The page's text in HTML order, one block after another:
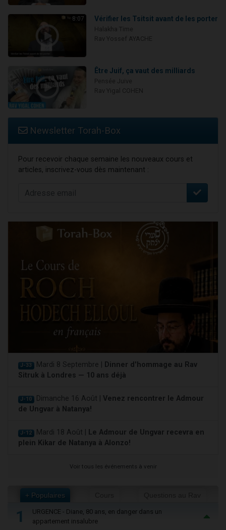
8:07 Vérifier les Tsitsit avant de les porter
Être Juif, ça vaut des milliards
Newsletter Torah-Box
Pour recevoir chaque semaine les nouveaux cours et
articles, inscrivez-vous dès maintenant :
J-33 Mardi 8 Septembre |
Dinner d'hommage au Rav
Sitruk à Londres — 10 ans déjà
J-10 Dimanche 16 Août | Venez rencontrer le Admour
de Ungvar à Natanya!
J-12 Mardi 18 Août |
Le Admour de Ungvar recevra en
plein Kikar de Natanya à Alonzo!
Voir tous les événements à venir
+ Populaires
1
URGENCE - Diane, 80 ans, en danger dans un
appartement insalubre